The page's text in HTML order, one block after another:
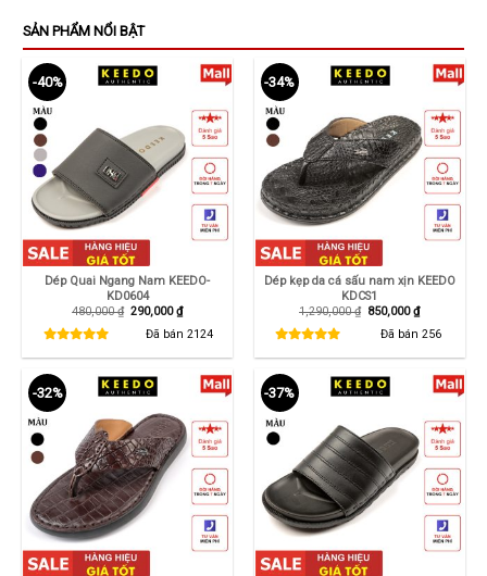
SẢN PHẨM NỔI BẬT
-40%
Dép Quai Ngang Nam KEEDO-
KD0604
480,000₫ Giá
290,000₫Giá
hiện
tại
Đã bán2124
-34%
Dép kẹp da cá sấu nam xịn KEEDO
KDCS1
1,290,000₫ Giá
850,000₫Giá
hiện
tại
Đã bán256
-32% -37%